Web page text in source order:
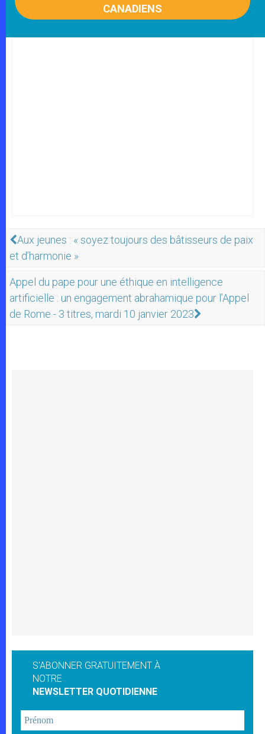
CANADIENS
Aux jeunes : « soyez toujours des bâtisseurs de paix
et d’harmonie »
Appel du pape pour une éthique en intelligence
artificielle : un engagement abrahamique pour l’Appel
de Rome - 3 titres, mardi 10 janvier 2023
S'ABONNER GRATUITEMENT À
NOTRE
NEWSLETTER QUOTIDIENNE